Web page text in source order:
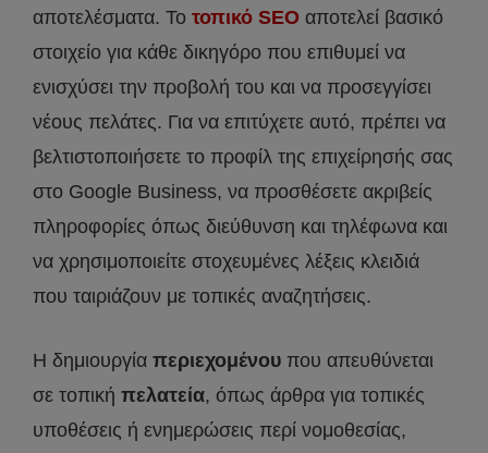
αποτελέσματα. Το τοπικό SEO αποτελεί βασικό
στοιχείο για κάθε δικηγόρο που επιθυμεί να
ενισχύσει την προβολή του και να προσεγγίσει
νέους πελάτες. Για να επιτύχετε αυτό, πρέπει να
βελτιστοποιήσετε το προφίλ της επιχείρησής σας
στο Google Business, να προσθέσετε ακριβείς
πληροφορίες όπως διεύθυνση και τηλέφωνα και
να χρησιμοποιείτε στοχευμένες λέξεις κλειδιά
που ταιριάζουν με τοπικές αναζητήσεις.
Η δημιουργία περιεχομένου που απευθύνεται
σε τοπική πελατεία, όπως άρθρα για τοπικές
υποθέσεις ή ενημερώσεις περί νομοθεσίας,